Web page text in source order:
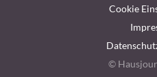
Cookie
©